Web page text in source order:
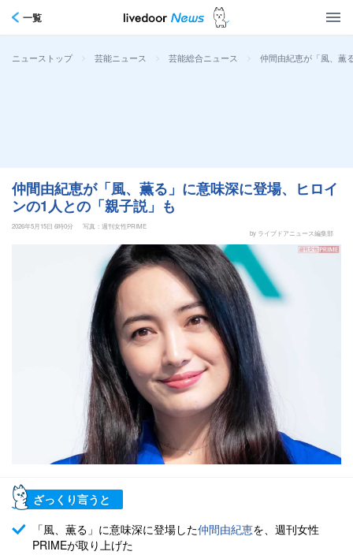
一覧
ニューストップ > 芸能ニュース > 芸能総合ニュース > 仲間由紀恵が「風、薫
仲間由紀恵が「風、薫る」に意味深に登場、ヒロイ
ンの1人との「親子説」も
2026年5月15日 6時0分
写真：週刊女性PRIME
by ライブドアニュース編集部
ざっくり言うと
「風、薫る」に意味深に登場した仲間由紀恵を、週刊女性
PRIMEが取り上げた